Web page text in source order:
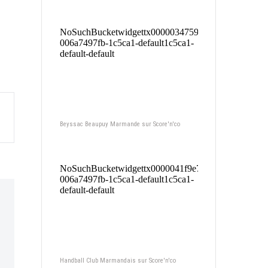
Beyssac Beaupuy Marmande sur Score'n'co
Handball Club Marmandais sur Score'n'co